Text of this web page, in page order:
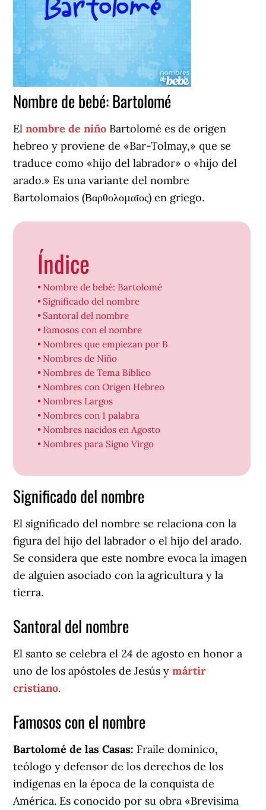
Nombre de bebé: Bartolomé
Elnombre de niño Bartolomé es de origen
hebreo y proviene de «Bar-Tolmay,» que se
traduce como «hijo del labrador» o «hijo del
arado.» Es una variante del nombre
Bartolomaios (Βαρθολομαῖος) en griego.
Índice
Nombre de bebé: Bartolomé
Significado del nombre
Santoral del nombre
Famosos con el nombre
Nombres que empiezan por B
Nombres de Niño
Nombres de Tema Bíblico
Nombres con Origen Hebreo
Nombres Largos
Nombres con 1 palabra
Nombres nacidos en Agosto
Nombres para Signo Virgo
Significado del nombre
El significado del nombre se relaciona con la
figura del hijo del labrador o el hijo del arado.
Se considera que este nombre evoca la imagen
de alguien asociado con la agricultura y la
tierra.
Santoral del nombre
El santo se celebra el 24 de agosto en honor a
uno de los apóstoles de Jesús ymártir
cristiano.
Famosos con el nombre
Bartolomé de las Casas: Fraile dominico,
teólogo y defensor de los derechos de los
indígenas en la época de la conquista de
América. Es conocido por su obra «Brevisima